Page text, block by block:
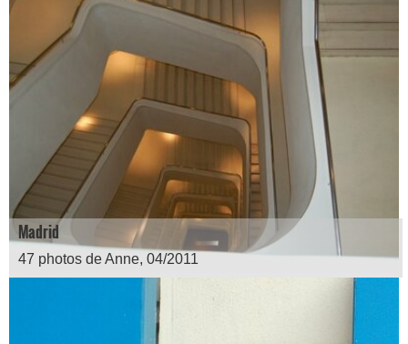
Madrid
47 photos de Anne, 04/2011